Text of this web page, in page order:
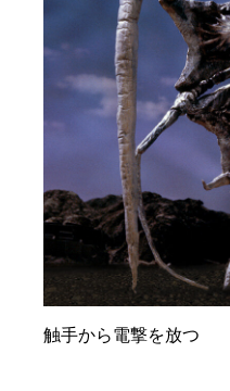
触手から電撃を放つ